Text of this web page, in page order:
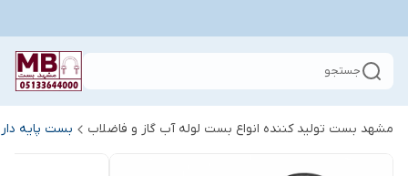
جستجو
مشهد بست تولید کننده انواع بست لوله آب گاز و فاضلاب بست پایه دار